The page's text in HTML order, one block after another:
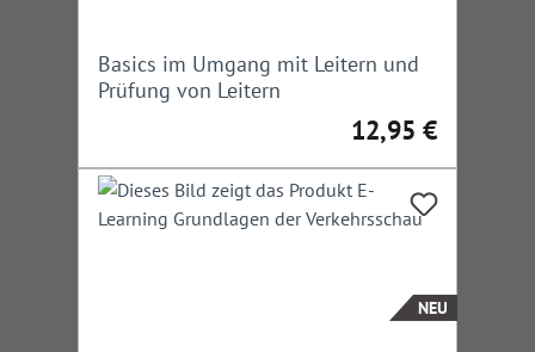
Basics im Umgang mit Leitern und
Prüfung von Leitern
Regulärer Preis:
12,95 €
NEU